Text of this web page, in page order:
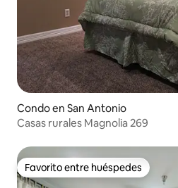
Condo en San Antonio
Casas rurales Magnolia 269
Favorito entre huéspedes
Favorito entre huéspedes